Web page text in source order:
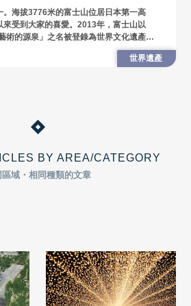
。海拔3776米的富士山位居日本第一高
來受到大家的喜愛。2013年，富士山以
術的源泉」之名被登錄為世界文化遺產，
是三保之松原。作為日本三大松原中首屈一
世界遺產
BY AREA/CATEGORY
區域・相同種類的文章